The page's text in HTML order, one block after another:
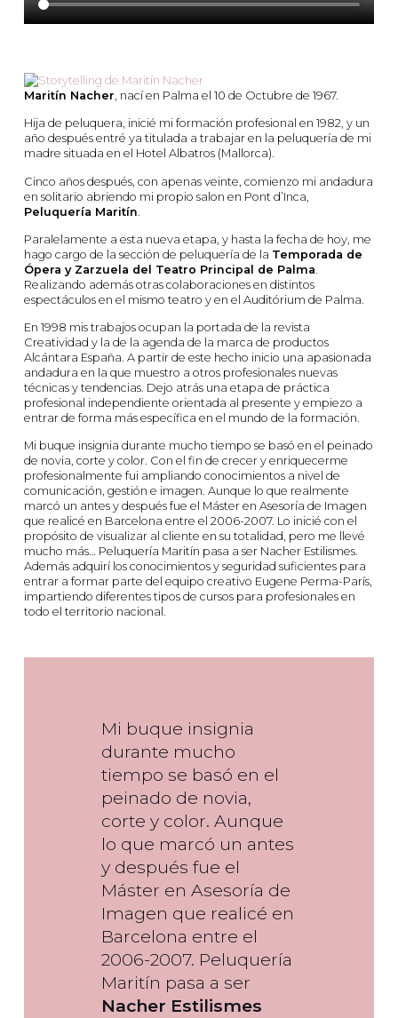
Maritín Nacher, nací en Palma el 10 de Octubre de 1967.
Hija de peluquera, inicié mi formación profesional en 1982, y un
año después entré ya titulada a trabajar en la peluquería de mi
madre situada en el Hotel Albatros (Mallorca).
Cinco años después, con apenas veinte, comienzo mi andadura
en solitario abriendo mi propio salon en Pont d’Inca,
Peluquería Maritín
Paralelamente a esta nueva etapa, y hasta la fecha de hoy, me
hago cargo de la sección de peluquería de la Temporada de
Ópera y Zarzuela del Teatro Principal de Palma
Realizando además otras colaboraciones en distintos
espectáculos en el mismo teatro y en el Auditórium de Palma.
En 1998 mis trabajos ocupan la portada de la revista
Creatividad y la de la agenda de la marca de productos
Alcántara España. A partir de este hecho inicio una apasionada
andadura en la que muestro a otros profesionales nuevas
técnicas y tendencias. Dejo atrás una etapa de práctica
profesional independiente orientada al presente y empiezo a
entrar de forma más específica en el mundo de la formación.
Mi buque insignia durante mucho tiempo se basó en el peinado
de novia, corte y color. Con el fin de crecer y enriquecerme
profesionalmente fui ampliando conocimientos a nivel de
comunicación, gestión e imagen. Aunque lo que realmente
marcó un antes y después fue el Máster en Asesoría de Imagen
que realicé en Barcelona entre el 2006-2007. Lo inicié con el
propósito de visualizar al cliente en su totalidad, pero me llevé
mucho más… Peluquería Maritín pasa a ser Nacher Estilismes.
Además adquirí los conocimientos y seguridad suficientes para
entrar a formar parte del equipo creativo Eugene Perma-París,
impartiendo diferentes tipos de cursos para profesionales en
todo el territorio nacional.
Mi buque insignia
durante mucho
tiempo se basó en el
peinado de novia,
corte y color. Aunque
lo que marcó un antes
y después fue el
Máster en Asesoría de
Imagen que realicé en
Barcelona entre el
2006-2007. Peluquería
Maritín pasa a ser
Nacher Estilismes